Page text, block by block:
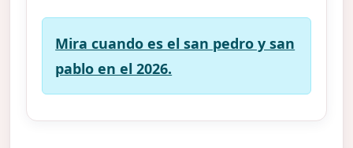
Mira cuando es el san pedro y san
pablo en el 2026.